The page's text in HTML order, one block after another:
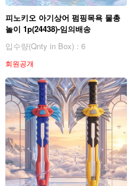
피노키오 아기상어 펌핑목욕 물총
놀이 1p(24438)-임의배송
입수량(Qnty in Box) : 6
회원공개